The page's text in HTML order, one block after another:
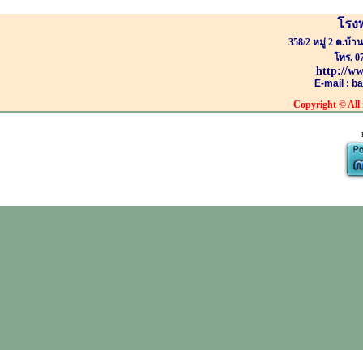
โร
358/2 หมู่ 2 ต.บ้า
โทร.
http://
E-mail :
Copyright© All